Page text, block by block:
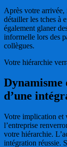
Après votre
détailler les tches à
également glaner
informelle lors des
collègues.
Votre hiérarchie
Dynamisme
d’une
Votre implication et
l’entreprise
votre hiérarchie.
intégration réussie.